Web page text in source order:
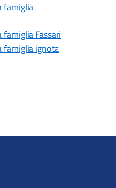
famiglia
Fassari
famiglia ignota